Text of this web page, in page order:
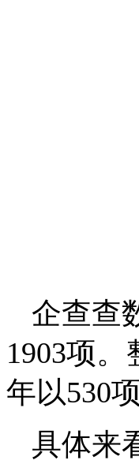
企查查
1903项
年以530
具体来